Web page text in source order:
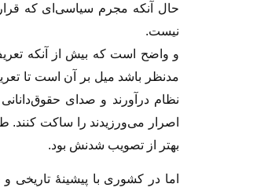
حال آنکه مجرم سیاسى‌اى که
نیست.
و واضح است که بیش از آنکه
مدنظر باشد میل بر آن است تا
نظام درآورند و صداى
اصرار مى‌ورزیدند را ساکت
بهتر از تصویب شدنش بود.
اما در کشورى با پیشینهٔ تاریخى